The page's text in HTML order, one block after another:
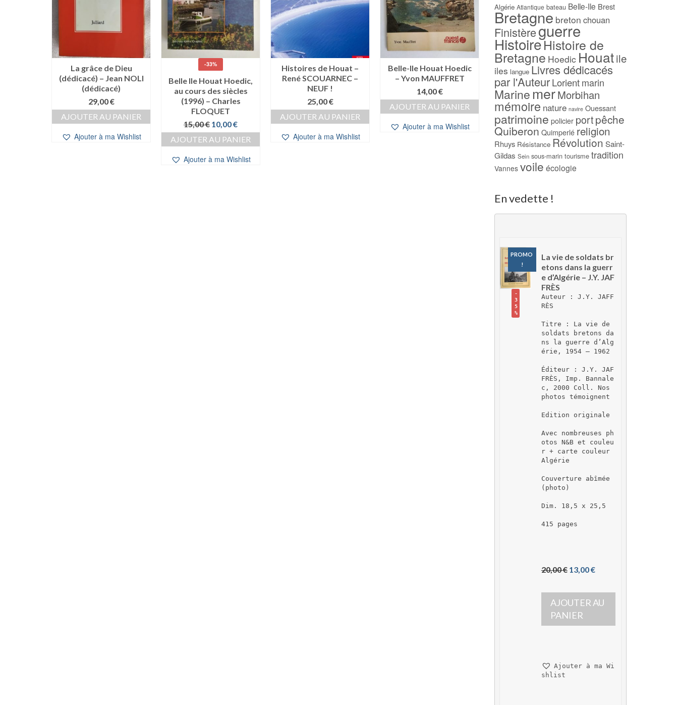
La grâce de Dieu
(dédicacé) – Jean NOLI
(dédicacé)
29,00€
AJOUTER AU PANIER
Ajouter à ma Wishlist
-33%
Belle Ile Houat Hoedic,
au cours des siècles
(1996) – Charles
FLOQUET
15,00€ Le
prix
initial
15,00 €.
10,00€Le
prix
actuel
10,00 €.
AJOUTER AU PANIER
Ajouter à ma Wishlist
Histoires de Houat –
René SCOUARNEC –
NEUF !
25,00€
AJOUTER AU PANIER
Ajouter à ma Wishlist
Belle-Ile Houat Hoedic
– Yvon MAUFFRET
14,00€
AJOUTER AU PANIER
Ajouter à ma Wishlist
Une grande famille
vannetaise, les
Normands – Joëlle LE
ROUX
17,00€
AJOUTER AU PANIER
Ajouter à ma Wishlist
Il court le
AJOUTER AU
Ajouter à ma
Algérie Atlantique bateau Belle-Ile Brest
Bretagne breton chouan
Finistèreguerre
HistoireHistoire de
Bretagne Hoedic Houatile
iles langue Livres dédicacés
par l'Auteur Lorient marin
Marine merMorbihan
mémoire nature navire Ouessant
patrimoine policier portpêche
Quiberon Quimperlé religion
Rhuys Résistance Révolution Saint-
Gildas Sein sous-marin tourisme tradition
Vannes voile écologie
En vedette !
PROMO
!
-
3
5
%
La vie de soldats br
etons dans la guerr
e d’Algérie – J.Y. JAF
FRÈS
Auteur : J.Y. JAFF
RÈS
Titre : La vie de
soldats bretons da
ns la guerre d’Alg
érie, 1954 – 1962
Éditeur : J.Y. JAF
FRÈS, Imp. Bannale
c, 2000 Coll. Nos
photos témoignent
Edition originale
Avec nombreuses ph
otos N&B et couleu
r + carte couleur
Algérie
Couverture abîmée
(photo)
Dim. 18,5 x 25,5
415 pages
20,00 € L
p
r
i
x
t
13,00 €L
p
r
x
u
AJOUTER AU
PANIER
Ajouter à ma Wi
shlist